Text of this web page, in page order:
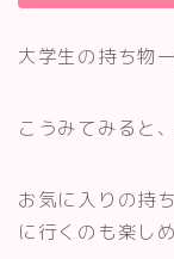
大学生の持ち物
こうみてみると
お気に入りの持
に行くのも楽し